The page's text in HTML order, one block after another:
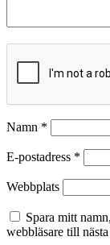
Namn *
E-postadress *
Webbplats
Spara mitt
webbläsare till